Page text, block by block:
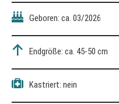
Geboren: ca. 03/2026
Endgröße: ca. 45-50 cm
Kastriert: nein